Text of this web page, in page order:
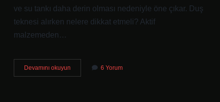
ve su tankı daha derin olması nedeniyle öne çıkar. Duş
teknesi alırken nelere dikkat etmeli? Aktif
malzemeden…
Devamını okuyun Monoblok
Duş
6 Yorum